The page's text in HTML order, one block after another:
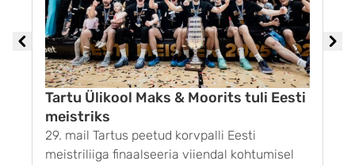
Tartu Ülikool Maks & Moorits tuli Eesti
meistriks
29. mail Tartus peetud korvpalli Eesti
meistriliiga finaalseeria viiendal kohtumisel